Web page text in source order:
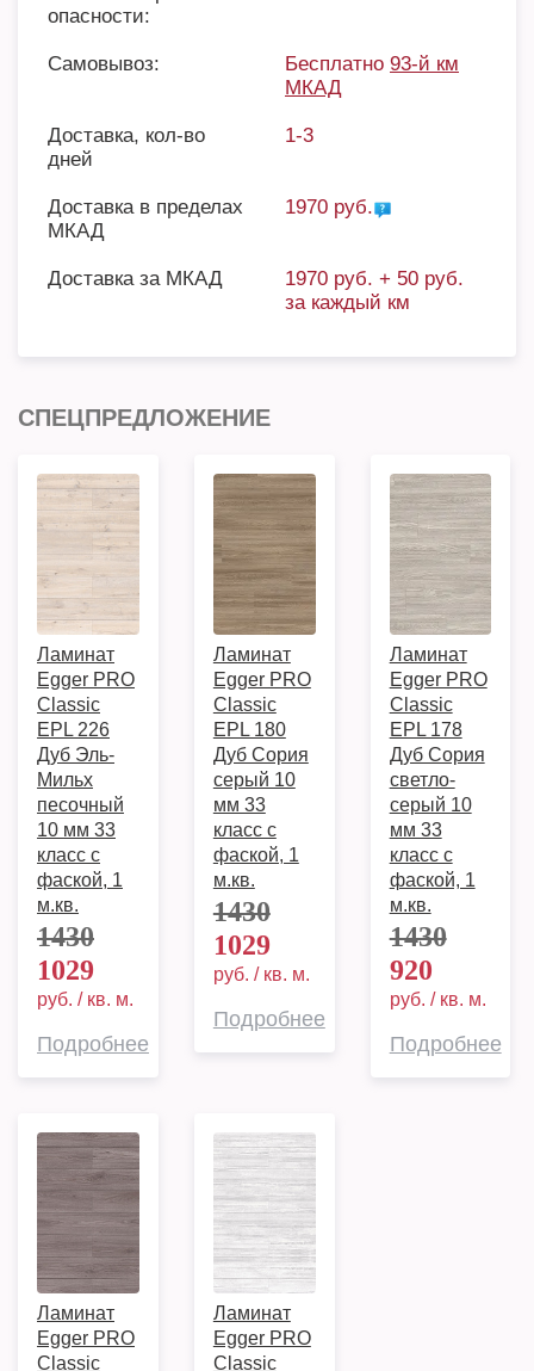
опасности:
Самовывоз: Бесплатно 93-й км
МКАД
Доставка, кол-во
дней
1-3
Доставка в пределах
МКАД
1970 руб.
Доставка за МКАД
1970 руб. + 50 руб.
за каждый км
СПЕЦПРЕДЛОЖЕНИЕ
Ламинат
Egger PRO
Classic
EPL 226
Дуб Эль-
Мильх
песочный
10 мм 33
класс с
фаской, 1
м.кв.
1430
1029
руб. / кв. м.
Подробнее
Ламинат
Egger PRO
Classic
EPL 180
Дуб Сория
серый 10
мм 33
класс с
фаской, 1
м.кв.
1430
1029
руб. / кв. м.
Подробнее
Ламинат
Egger PRO
Classic
EPL 178
Дуб Сория
светло-
серый 10
мм 33
класс с
фаской, 1
м.кв.
1430
920
руб. / кв. м.
Подробнее
Ламинат
Egger PRO
Classic
Ламинат
Egger PRO
Classic